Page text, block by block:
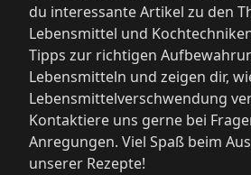
du interessante Artikel zu den
Lebensmittel und
Tipps zur richtigen
Lebensmitteln und zeigen dir,
Lebensmittelverschwendung
Kontaktiere uns gerne bei
Anregungen. Viel Spaß beim
unserer Rezepte!